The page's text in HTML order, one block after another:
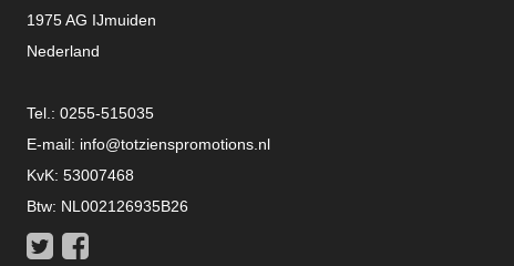
1975 AG IJmuiden
Nederland
Tel.: 0255-515035
E-mail: info@totzienspromotions.nl
KvK: 53007468
Btw: NL002126935B26
Twitter